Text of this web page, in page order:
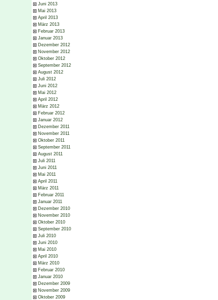
Juni 2013
Mai 2013
April 2013
März 2013
Februar 2013
Januar 2013
Dezember 2012
November 2012
Oktober 2012
September 2012
August 2012
Juli 2012
Juni 2012
Mai 2012
April 2012
März 2012
Februar 2012
Januar 2012
Dezember 2011
November 2011
Oktober 2011
September 2011
August 2011
Juli 2011
Juni 2011
Mai 2011
April 2011
März 2011
Februar 2011
Januar 2011
Dezember 2010
November 2010
Oktober 2010
September 2010
Juli 2010
Juni 2010
Mai 2010
April 2010
März 2010
Februar 2010
Januar 2010
Dezember 2009
November 2009
Oktober 2009